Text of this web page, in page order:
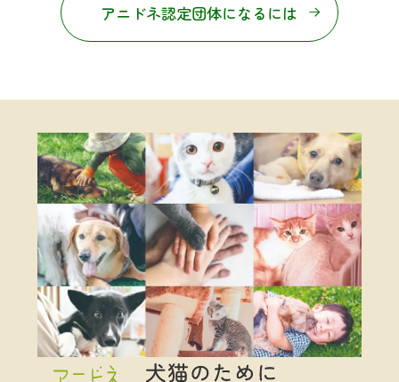
アニドネ認定団体になるには